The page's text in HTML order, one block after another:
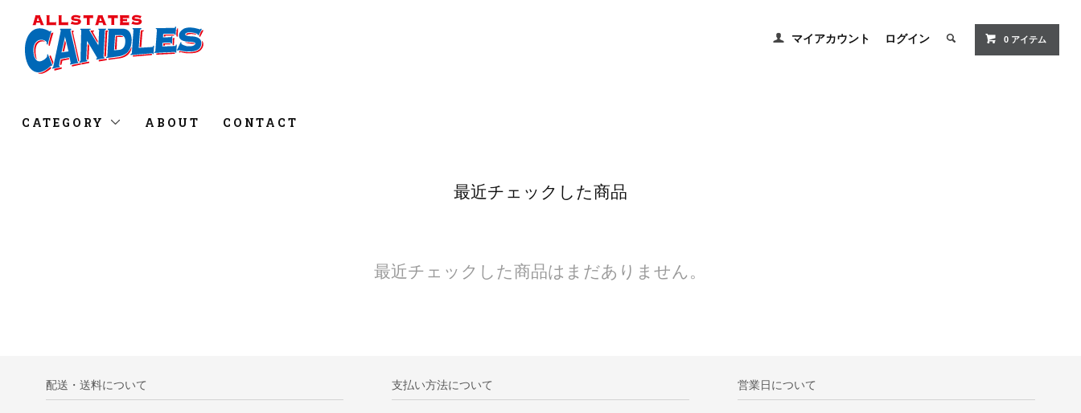
マイアカウント ログイン 0 アイテム
CATEGORY ABOUT CONTACT
最近チェックした商品
最近チェックした商品はまだありません。
配送・送料について 支払い方法について 営業日について